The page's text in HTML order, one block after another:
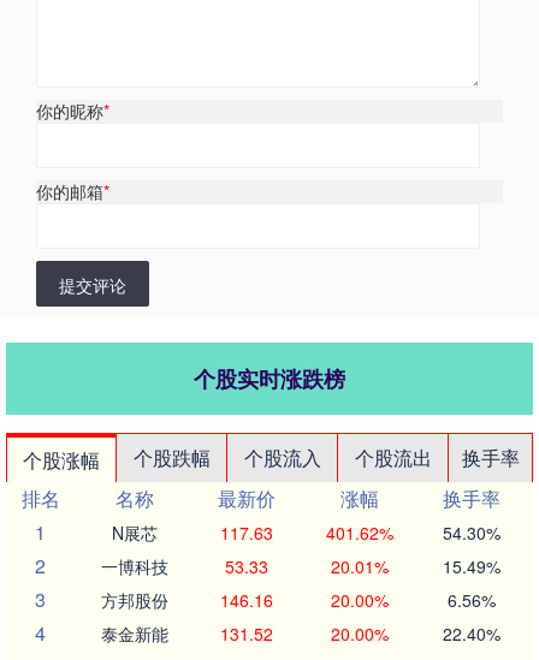
你的昵称*
你的邮箱*
提交评论
个股实时涨跌榜
个股涨幅 个股跌幅 个股流入 个股流出
换手率
排名
名称 最新价 涨幅
换手率
1
N展芯 117.63 401.62% 54.30%
2 一博科技 53.33 20.01% 15.49%
3 方邦股份 146.16 20.00% 6.56%
4 泰金新能 131.52 20.00% 22.40%